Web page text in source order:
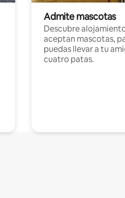
Admite mascotas
Descubre
aceptan mascotas,
puedas llevar a tu
cuatro patas.